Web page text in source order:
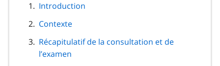
Introduction
Contexte
Récapitulatif de la consultation et de
l’examen